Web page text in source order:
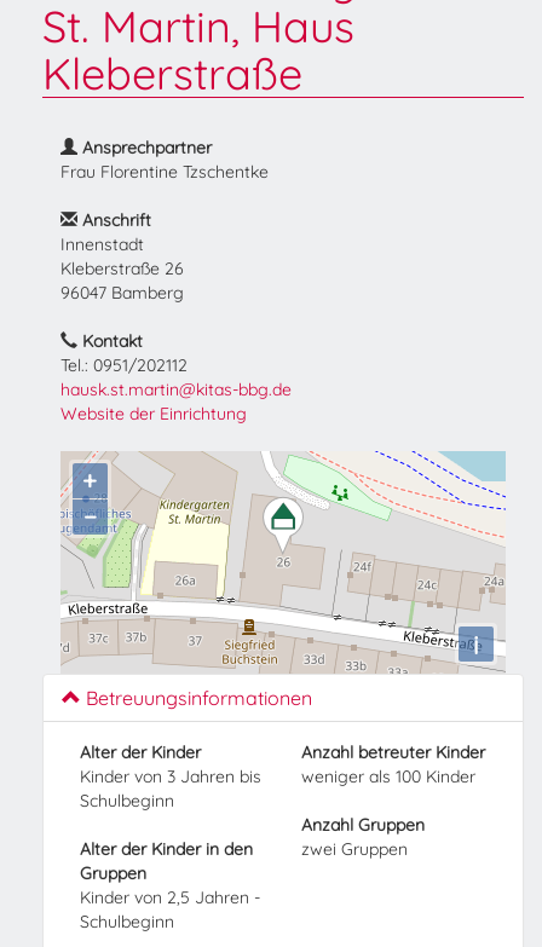
St. Martin, Haus
Kleberstraße
Ansprechpartner
Frau Florentine Tzschentke
Anschrift
Innenstadt
Kleberstraße 26
96047 Bamberg
Kontakt
Tel.: 0951/202112
hausk.st.martin@kitas-bbg.de
Website der Einrichtung
+
−
i
Betreuungsinformationen
Alter der Kinder
Kinder von 3 Jahren bis
Schulbeginn
Alter der Kinder in den
Gruppen
Kinder von 2,5 Jahren -
Schulbeginn
Anzahl betreuter Kinder
weniger als 100 Kinder
Anzahl Gruppen
zwei Gruppen